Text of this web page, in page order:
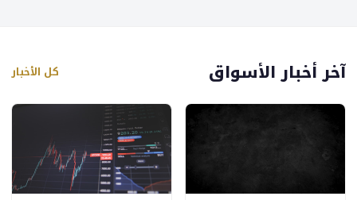
آخر أخبار الأسواق كل الأخبار